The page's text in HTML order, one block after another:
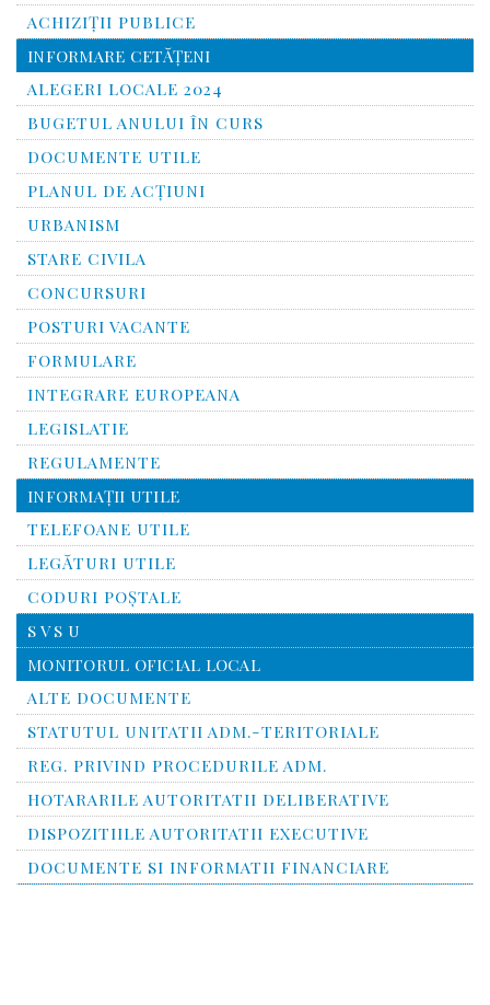
ACHIZIȚII PUBLICE
INFORMARE CETĂŢENI
ALEGERI LOCALE 2024
BUGETUL ANULUI ÎN CURS
DOCUMENTE UTILE
PLANUL DE ACȚIUNI
URBANISM
STARE CIVILA
CONCURSURI
POSTURI VACANTE
FORMULARE
INTEGRARE EUROPEANA
LEGISLATIE
REGULAMENTE
INFORMAŢII UTILE
TELEFOANE UTILE
LEGĂTURI UTILE
CODURI POŞTALE
S V S U
MONITORUL OFICIAL LOCAL
ALTE DOCUMENTE
STATUTUL UNITATII ADM.-TERITORIALE
REG. PRIVIND PROCEDURILE ADM.
HOTARARILE AUTORITATII DELIBERATIVE
DISPOZITIILE AUTORITATII EXECUTIVE
DOCUMENTE SI INFORMATII FINANCIARE